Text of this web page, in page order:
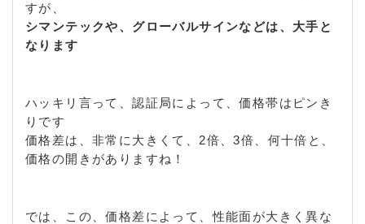
すが、
シマンテックや、グローバルサインなどは、大手と
なります
ハッキリ言って、認証局によって、価格帯はピンき
りです
価格差は、非常に大きくて、2倍、3倍、何十倍と、
価格の開きがありますね！
では、この、価格差によって、性能面が大きく異な